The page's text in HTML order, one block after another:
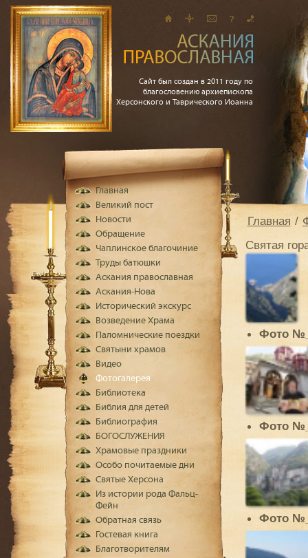
Сайт был создан в 2011 году по
благословению архиепископа
Херсонского и Таврического Иоанна
Главная
Святая
Фото
Фото
Фото
Главная
Великий пост
Новости
Обращение
Чаплинское благочиние
Труды батюшки
Аскания православная
Аскания-Нова
Исторический экскурс
Возведение Храма
Паломнические поездки
Святыни храмов
Видео
Фотогалерея
Библиотека
Библия для детей
Библиография
БОГОСЛУЖЕНИЯ
Храмовые праздники
Особо почитаемые дни
Святые Херсона
Из истории рода Фальц-
Фейн
Обратная связь
Гостевая книга
Благотворителям